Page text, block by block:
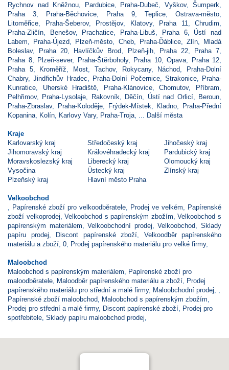
Rychnov nad Kněžnou, Pardubice, Praha-Dubeč ,Vyškov,Šumperk
Praha 3
Praha-Běchovice Praha 9 Teplice Ostrava-město
Litoměřice
Praha-Šeberov, Prostějov, Klatovy, Praha 11 Chrudim
Praha-Zličín
Benešov, Prachatice Praha-Libuš Praha 6, Ústí nad
Labem
Praha-Újezd Plzeň-město Cheb, Praha-Ďáblice, Zlín,
Mladá
Boleslav, Praha 20 Havlíčkův Brod Plzeň-jih, Praha 22, Praha 7
Praha 8, Plzeň-sever, Praha-Štěrboholy, Praha 10, Opava Praha 12
Praha 5, Kroměříž Most Tachov, Rokycany, Náchod
Praha-Dolní
Chabry, Jindřichův Hradec Praha-Dolní Počernice Strakonice
Praha-
Kunratice
Uherské Hradiště Praha-Klánovice,Chomutov, Příbram
Pelhřimov, Praha-Lysolaje Rakovník Děčín Ústí nad Orlicí, Beroun
Praha-Zbraslav, Praha-Koloděje, Frýdek-Místek Kladno
Praha-Přední
Kopanina
Kolín Karlovy Vary, Praha-Troja Další města
Kraje
Karlovarský kraj
Středočeský kraj
Jihočeský kraj
Jihomoravský kraj
Královéhradecký kraj
Pardubický kraj
Moravskoslezský kraj
Liberecký kraj
Olomoucký kraj
Vysočina
Ústecký kraj
Zlínský kraj
Plzeňský kraj
Hlavní město Praha
Velkoobchod
Papírenské zboží pro velkoodběratele Prodej ve velkém
Papírenské
zboží velkoprodej ,Velkoobchod s papírenským zbožím ,Velkoobchod s
papírenským materiálem ,Velkoobchodní prodej ,Velkoobchod ,Sklady
papíru prodej
Discont papírenské zboží
Velkoodběr papírenského
materiálu a zboží 0 Prodej papírenského materiálu pro velké firmy,
Maloobchod
Maloobchod s papírenským materiálem
Papírenské zboží pro
maloodběratele
Maloodběr papírenského materiálu a zboží
Prodej
papírenského materiálu pro střední a malé firmy, Maloobchodní prodej
Papírenské zboží maloobchod
Maloobchod s papírenským zbožím
Prodej pro střední a malé firmy, Discont papírenské zboží
Prodej pro
spotřebitele Sklady papíru maloobchod prodej